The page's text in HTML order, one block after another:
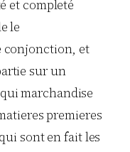
et completé
le
conjonction, et
sur un
marchandise
premieres
sont en fait les